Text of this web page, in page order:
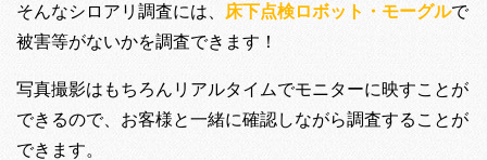
そんなシロアリ調査には、 床下点検ロボット・モーグルで
被害等がないかを調査できます！
写真撮影はもちろんリアルタイムでモニターに映すことが
できるので、お客様と一緒に確認しながら調査することが
できます。